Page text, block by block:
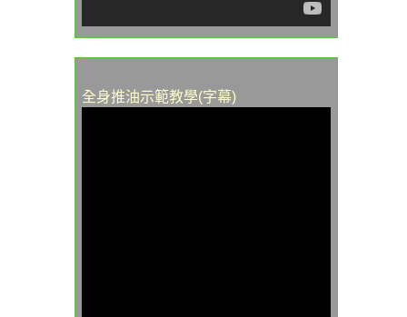
全身推油示範教學(字幕)